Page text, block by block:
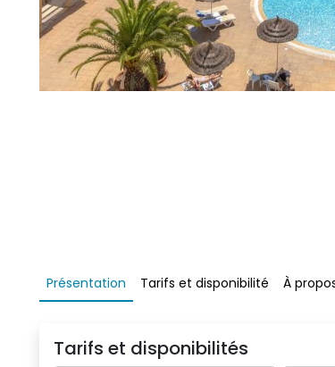
Présentation Tarifs et disponibilité À
Tarifs et disponibilités